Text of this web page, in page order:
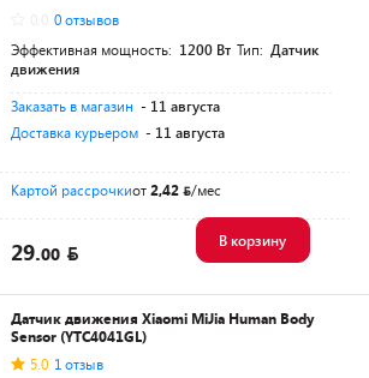
0 отзывов
Эффективная мощность: 1200 Вт Тип: Датчик
движения
Заказать в магазин - 11 августа
Доставка курьером - 11 августа
Картой рассрочкиот2,42 /мес
29.00
В корзину
Датчик движения Xiaomi MiJia Human Body
Sensor (YTC4041GL)
5.0 1 отзыв